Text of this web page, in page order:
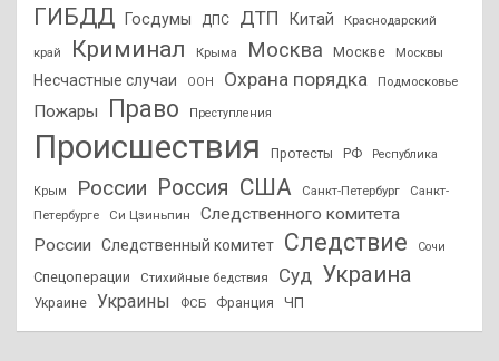
ГИБДД Госдумы ДПС ДТП Китай Краснодарский
край Криминал Крыма Москва Москве Москвы
Несчастные случаи ООН Охрана порядка Подмосковье
Пожары Право Преступления
Происшествия Протесты РФ Республика
Крым России Россия США Санкт-Петербург
Санкт-
Петербурге
Си Цзиньпин
Следственного комитета
России
Следственный комитет Следствие Сочи
Спецоперации Стихийные бедствия Суд Украина
Украине Украины ФСБ Франция ЧП